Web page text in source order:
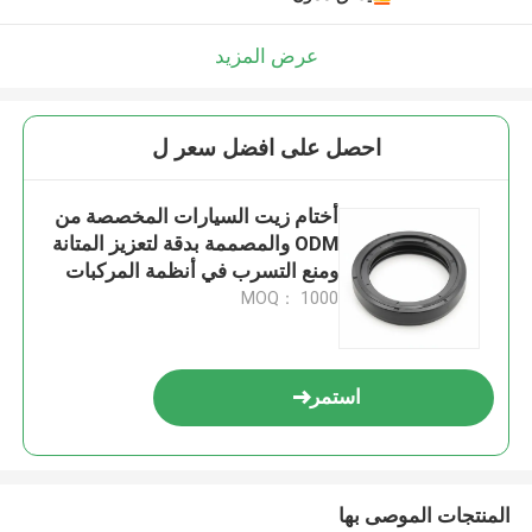
عرض المزيد
احصل على افضل سعر ل
أختام زيت السيارات المخصصة من
ODM والمصممة بدقة لتعزيز المتانة
ومنع التسرب في أنظمة المركبات
MOQ： 1000
استمر
المنتجات الموصى بها